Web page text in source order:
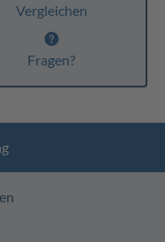
Vergleichen
Fragen?